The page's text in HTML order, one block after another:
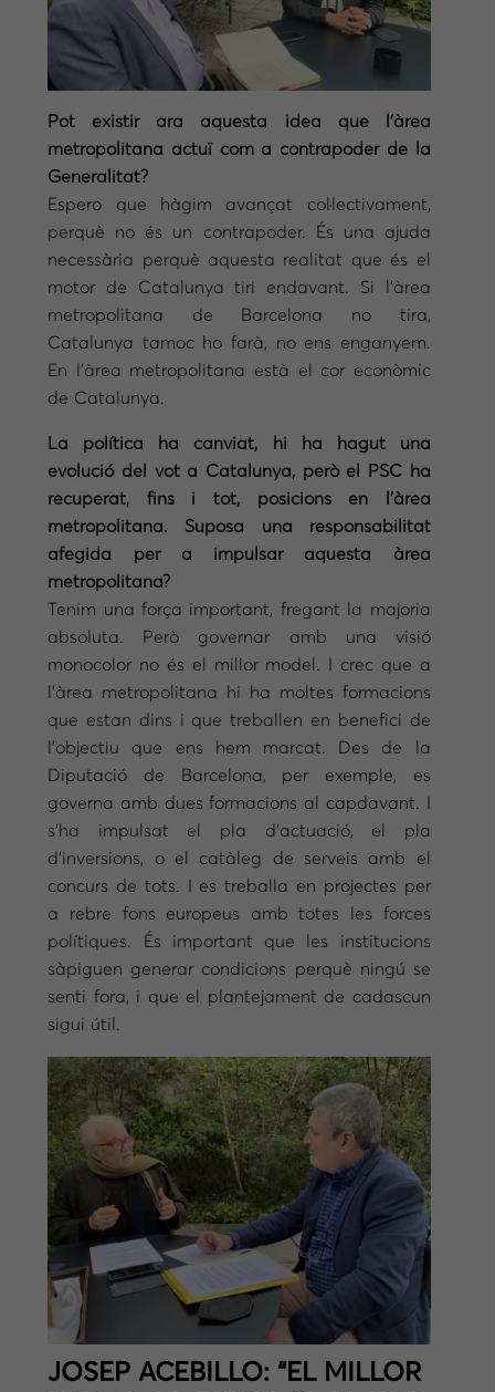
Pot existir ara aquesta idea que l’àrea
metropolitana actuï com a contrapoder de la
Generalitat?
Espero que hàgim avançat col·lectivament,
perquè no és un contrapoder. És una ajuda
necessària perquè aquesta realitat que és el
motor de Catalunya tiri endavant. Si l’àrea
metropolitana de Barcelona no tira,
Catalunya tamoc ho farà, no ens enganyem.
En l’àrea metropolitana està el cor econòmic
de Catalunya.
La política ha canviat, hi ha hagut una
evolució del vot a Catalunya, però el PSC ha
recuperat, fins i tot, posicions en l’àrea
metropolitana. Suposa una responsabilitat
afegida per a impulsar aquesta àrea
metropolitana?
Tenim una força important, fregant la majoria
absoluta. Però governar amb una visió
monocolor no és el millor model. I crec que a
l’àrea metropolitana hi ha moltes formacions
que estan dins i que treballen en benefici de
l’objectiu que ens hem marcat. Des de la
Diputació de Barcelona, per exemple, es
governa amb dues formacions al capdavant. I
s’ha impulsat el pla d’actuació, el pla
d’inversions, o el catàleg de serveis amb el
concurs de tots. I es treballa en projectes per
a rebre fons europeus amb totes les forces
polítiques. És important que les institucions
sàpiguen generar condicions perquè ningú se
senti fora, i que el plantejament de cadascun
sigui útil.
JOSEP ACEBILLO: “EL MILLOR